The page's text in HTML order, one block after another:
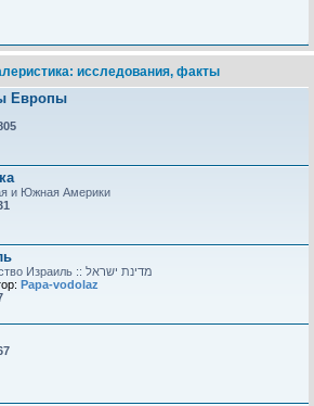
исследования, факты
Европы
и Южная Америки
Papa-vodolaz